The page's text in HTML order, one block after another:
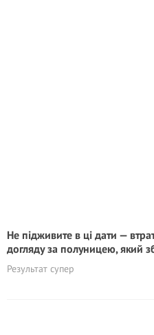
Не підживите в ці дати —
догляду за полуницею, який
Результат супер